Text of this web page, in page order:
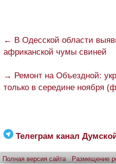
← В Одесской области
африканской чумы свиней
→ Ремонт на Объездной:
только в середине ноября
Телеграм канал
Полная версия сайта Размещение